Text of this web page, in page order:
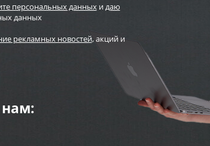
персональных данныхи даю
данных
рекламных новостей, акций и